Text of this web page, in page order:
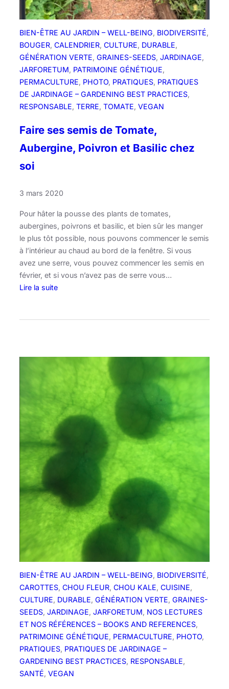
o
s
c
r
o
n
o
i
s
d
e
m
a
s
BIEN-ÊTRE AU JARDIN – WELL-BEING, BIODIVERSITÉ
BOUGER, CALENDRIER, CULTURE, DURABLE
GÉNÉRATION VERTE, GRAINES-SEEDS, JARDINAGE
JARFORETUM, PATRIMOINE GÉNÉTIQUE
PERMACULTURE, PHOTO, PRATIQUES, PRATIQUES
DE JARDINAGE – GARDENING BEST PRACTICES
RESPONSABLE, TERRE, TOMATE, VEGAN
Faire ses semis de Tomate,
Aubergine, Poivron et Basilic chez
soi
3 mars 2020
Pour hâter la pousse des plants de tomates,
aubergines, poivrons et basilic, et bien sûr les manger
le plus tôt possible, nous pouvons commencer le semis
à l’intérieur au chaud au bord de la fenêtre. Si vous
avez une serre, vous pouvez commencer les semis en
février, et si vous n’avez pas de serre vous…
Lire la suite
e
i
T
o
a
u
BIEN-ÊTRE AU JARDIN – WELL-BEING, BIODIVERSITÉ
CAROTTES, CHOU FLEUR, CHOU KALE, CUISINE
CULTURE, DURABLE, GÉNÉRATION VERTE, GRAINES-
SEEDS, JARDINAGE, JARFORETUM, NOS LECTURES
ET NOS RÉFÉRENCES – BOOKS AND REFERENCES
PATRIMOINE GÉNÉTIQUE, PERMACULTURE, PHOTO
PRATIQUES, PRATIQUES DE JARDINAGE –
GARDENING BEST PRACTICES, RESPONSABLE
SANTÉ, VEGAN